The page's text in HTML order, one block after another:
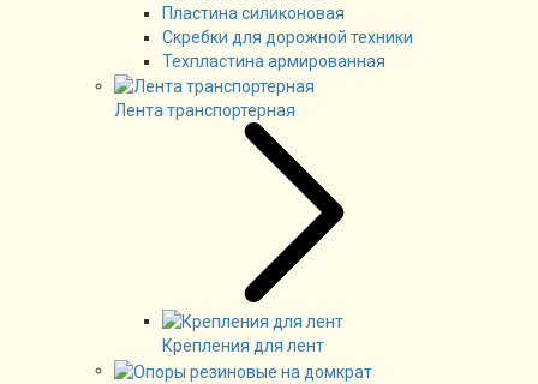
Пластина силиконовая
Скребки для дорожной техники
Техпластина армированная
Лента транспортерная
Крепления для лент